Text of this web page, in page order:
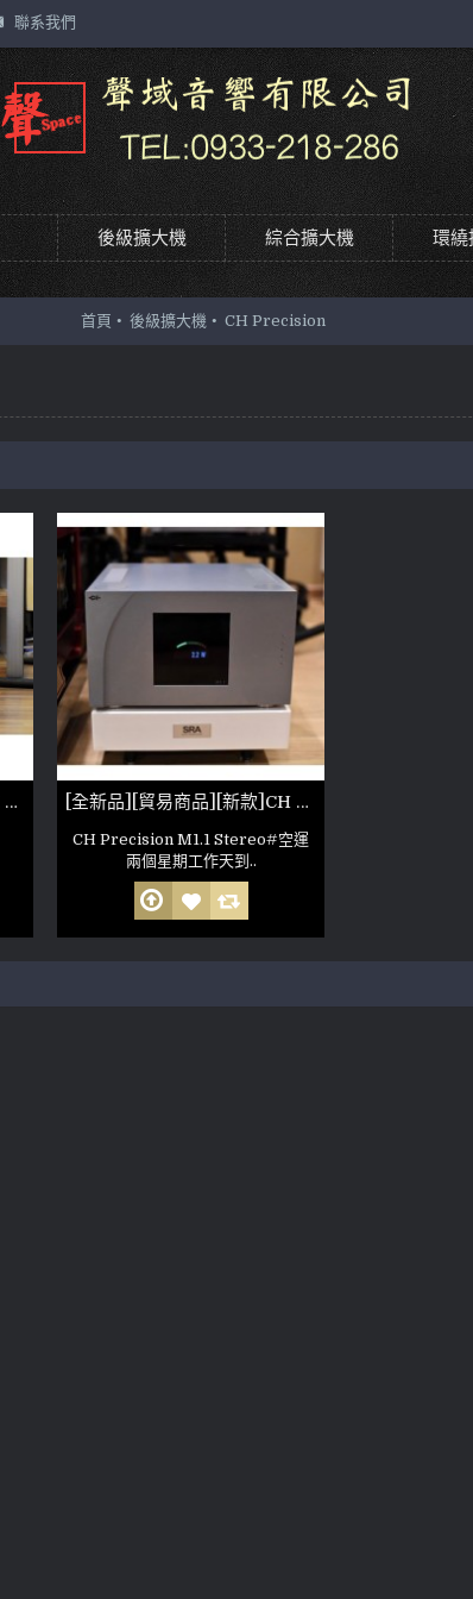
聯系我們
後級擴大機 綜合擴大機 環繞
首頁 後級擴大機 CH Precision
[全新品][貿易商品][新款]CH Precision M1 非人為損壞 公司保固六個月(參考照片） [全新品][貿易商品][新款]CH Precision M1.1 Stereo(參考照片)
CH Precision M1.1 Stereo#空運
兩個星期工作天到..